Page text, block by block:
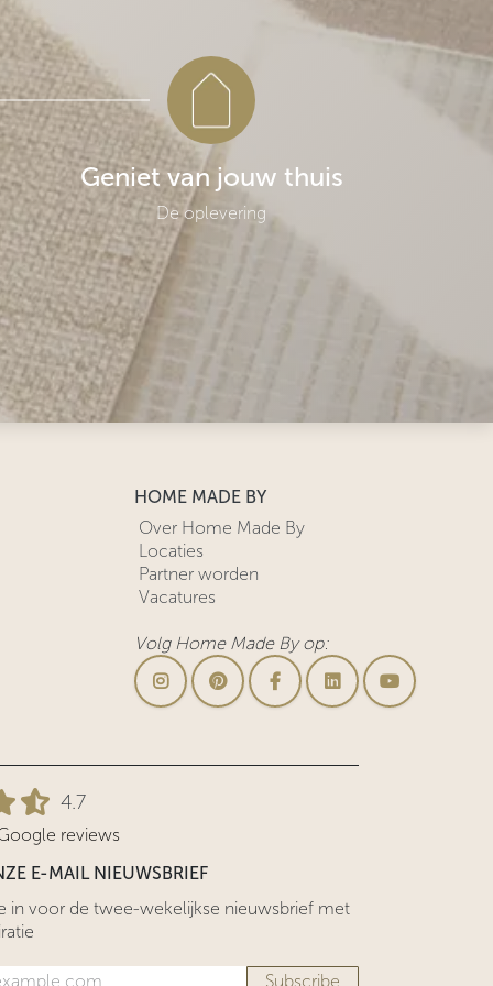
Geniet van jouw thuis
De oplevering
HOME MADE BY
Over Home Made By
Locaties
Partner worden
Vacatures
Volg Home Made By op:
4.7
reviews
E-MAIL NIEUWSBRIEF
in voor de twee-wekelijkse nieuwsbrief met
Subscribe